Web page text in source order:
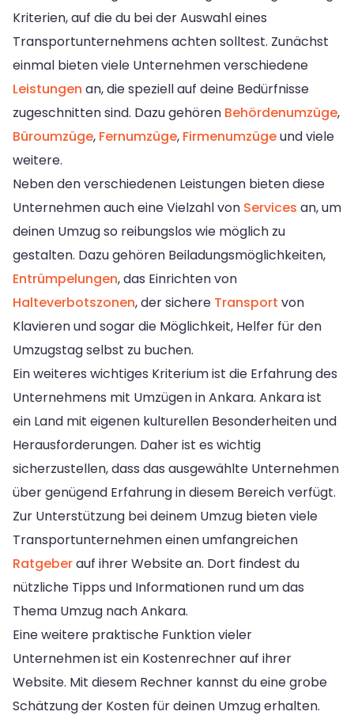
Kriterien, auf die du bei der Auswahl eines
Transportunternehmens achten solltest. Zunächst
einmal bieten viele Unternehmen verschiedene
Leistungen an, die speziell auf deine Bedürfnisse
zugeschnitten sind. Dazu gehören Behördenumzüge,
Büroumzüge, Fernumzüge, Firmenumzügeund viele
weitere.
Neben den verschiedenen Leistungen bieten diese
Unternehmen auch eine Vielzahl von Services an, um
deinen Umzug so reibungslos wie möglich zu
gestalten. Dazu gehören Beiladungsmöglichkeiten,
Entrümpelungen, das Einrichten von
Halteverbotszonen, der sichere Transport von
Klavieren und sogar die Möglichkeit, Helfer für den
Umzugstag selbst zu buchen.
Ein weiteres wichtiges Kriterium ist die Erfahrung des
Unternehmens mit Umzügen in Ankara. Ankara ist
ein Land mit eigenen kulturellen Besonderheiten und
Herausforderungen. Daher ist es wichtig
sicherzustellen, dass das ausgewählte Unternehmen
über genügend Erfahrung in diesem Bereich verfügt.
Zur Unterstützung bei deinem Umzug bieten viele
Transportunternehmen einen umfangreichen
Ratgeberauf ihrer Website an. Dort findest du
nützliche Tipps und Informationen rund um das
Thema Umzug nach Ankara.
Eine weitere praktische Funktion vieler
Unternehmen ist ein Kostenrechner auf ihrer
Website. Mit diesem Rechner kannst du eine grobe
Schätzung der Kosten für deinen Umzug erhalten.